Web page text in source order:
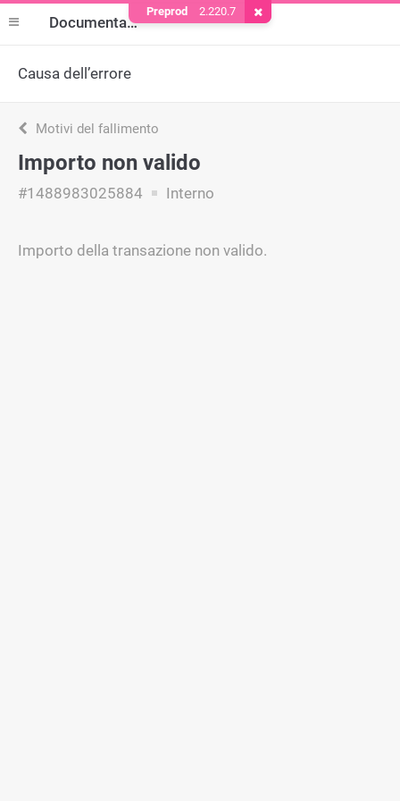
Documentazione
Causa dell’errore
Motivi del fallimento
Importo non valido
#1488983025884 Interno
Importo della transazione non valido.
Preprod 2.220.7 Rimuovere il cookie